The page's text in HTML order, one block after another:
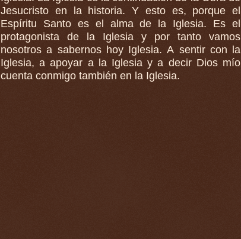
Jesucristo en la historia. Y esto es, porque el
Espíritu Santo es el alma de la Iglesia. Es el
protagonista de la Iglesia y por tanto vamos
nosotros a sabernos hoy Iglesia. A sentir con la
Iglesia, a apoyar a la Iglesia y a decir Dios mío
cuenta conmigo también en la Iglesia.